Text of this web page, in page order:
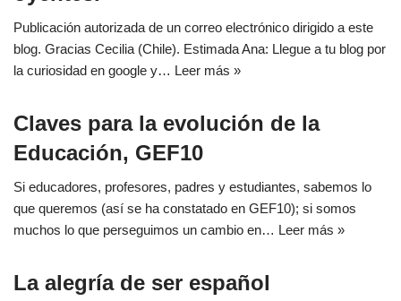
Publicación autorizada de un correo electrónico dirigido a este
blog. Gracias Cecilia (Chile). Estimada Ana: Llegue a tu blog por
la curiosidad en google y… Leer más »
Claves para la evolución de la
Educación, GEF10
Si educadores, profesores, padres y estudiantes, sabemos lo
que queremos (así se ha constatado en GEF10); si somos
muchos lo que perseguimos un cambio en… Leer más »
La alegría de ser español